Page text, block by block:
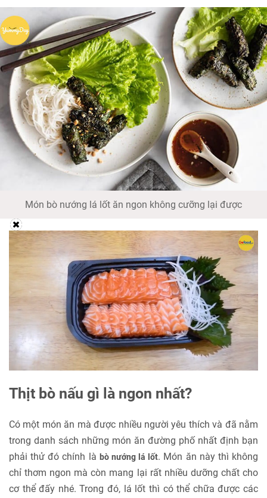
Món bò nướng lá lốt ăn ngon không cưỡng lại được
Thịt bò nấu gì là ngon nhất?
Có một món ăn mà được nhiều người yêu thích và đã nằm
trong danh sách những món ăn đường phố nhất định bạn
phải thử đó chính là bò nướng lá lốt. Món ăn này thì không
chỉ thơm ngon mà còn mang lại rất nhiều dưỡng chất cho
cơ thể đấy nhé. Trong đó, lá lốt thì có thể chữa được các